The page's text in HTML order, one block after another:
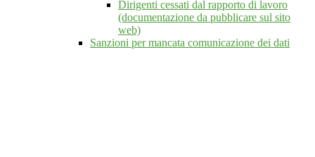
Dirigenti cessati dal rapporto di lavoro
(documentazione da pubblicare sul sito
web)
Sanzioni per mancata comunicazione dei dati